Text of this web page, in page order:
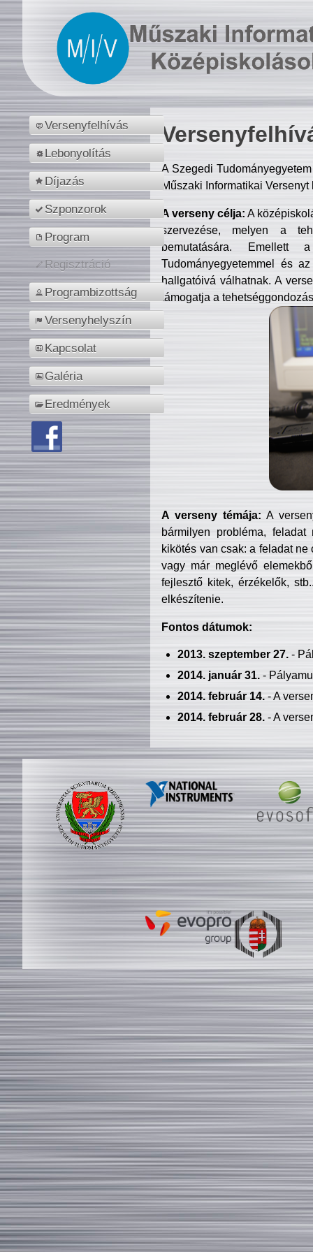
Versenyfelhívás
Lebonyolítás
Díjazás
Szponzorok
Program
Regisztráció
Programbizottság
Versenyhelyszín
Kapcsolat
Galéria
Eredmények
A Szegedi
Műszaki Informatikai
A verseny célja: A
szervezése, melyen a
bemutatására. Emellett
Tudományegyetemmel és
hallgatóivá válhatnak. A
támogatja a
A verseny témája: A
bármilyen probléma, feladat
kikötés van csak: a feladat
vagy már meglévő
fejlesztő kitek, érzékelők,
elkészítenie.
Fontos dátumok:
2013. szeptember 27.-
2014. január 31.-
2014. február 14.- A
2014. február 28.- A